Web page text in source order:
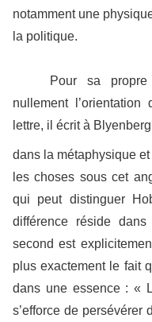
notamment une
la politique.
Pour sa
nullement
lettre, il écrit à
dans la métaphysique
les choses sous cet
qui peut distinguer
différence réside
second est
plus exactement le fait
dans une essence : «
s’efforce de persévérer